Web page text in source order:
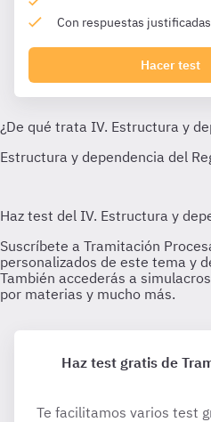
Con respuestas justificadas
Hacer test
Haz test gratis de
Te facilitamos varios test